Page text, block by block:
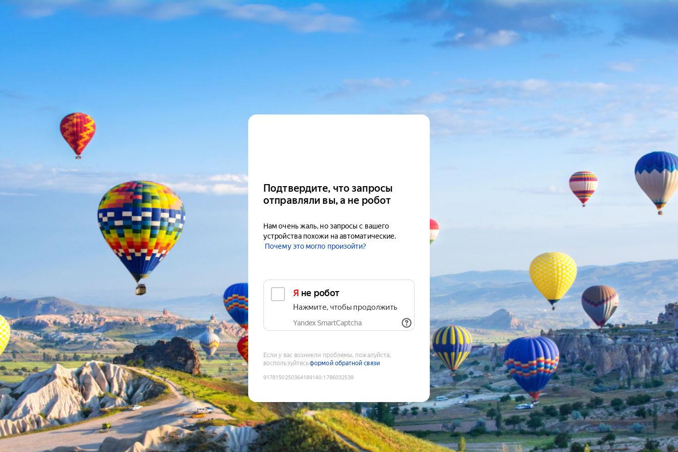
Подтвердите, что запросы
отправляли вы, а не робот
Нам очень жаль, но запросы с вашего
устройства похожи на автоматические.
Почему это могло произойти?
Я не робот
Нажмите, чтобы продолжить
Yandex SmartCaptcha
Если у вас возникли проблемы, пожалуйста,
воспользуйтесьформой обратной связи
9178150250364184140:1786032538